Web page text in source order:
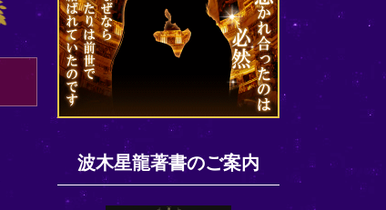
波木星龍著書のご案内